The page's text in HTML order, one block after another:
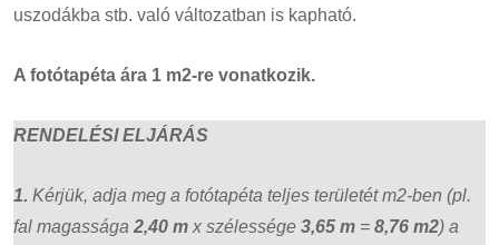
uszodákba stb. való változatban is kapható.
A fotótapéta ára 1 m2-re vonatkozik.
RENDELÉSI ELJÁRÁS
1. Kérjük, adja meg a fotótapéta teljes területét m2-ben (pl.
fal magassága 2,40 m x szélessége 3,65 m = 8,76 m2) a